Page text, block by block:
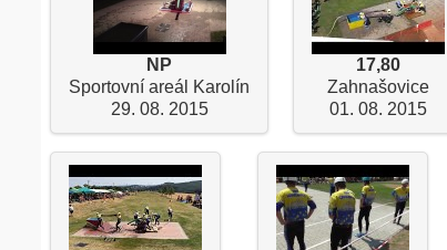
NP
Sportovní areál Karolín
29. 08. 2015
17,80
Zahnašovice
01. 08. 2015